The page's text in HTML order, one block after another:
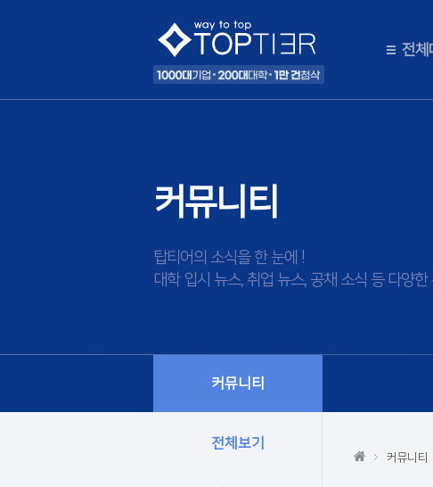
전체
커뮤니티
탑티어의 소식을 한 눈에 !
대학 입시 뉴스, 취업 뉴스, 공채 소식 등 다양
커뮤니티
전체보기
커뮤니티